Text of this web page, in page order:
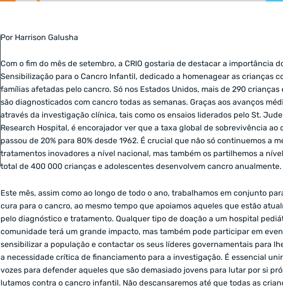
Por Harrison Galusha
Com o fim do mês de setembro, a CRIO gostaria de destacar a importância
Sensibilização para o Cancro Infantil, dedicado a homenagear as crianças
famílias afetadas pelo cancro. Só nos Estados Unidos, mais de 290 crianças
são diagnosticados com cancro todas as semanas. Graças aos avanços
através da investigação clínica, tais como os ensaios liderados pelo St. Jude
Research Hospital, é encorajador ver que a taxa global de sobrevivência ao
passou de 20% para 80% desde 1962. É crucial que não só continuemos a
tratamentos inovadores a nível nacional, mas também os partilhemos a
total de 400 000 crianças e adolescentes desenvolvem cancro anualmente.
Este mês, assim como ao longo de todo o ano, trabalhamos em conjunto
cura para o cancro, ao mesmo tempo que apoiamos aqueles que estão
pelo diagnóstico e tratamento. Qualquer tipo de doação a um hospital
comunidade terá um grande impacto, mas também pode participar em
sensibilizar a população e contactar os seus líderes governamentais para
a necessidade crítica de financiamento para a investigação. É essencial
vozes para defender aqueles que são demasiado jovens para lutar por si
lutamos contra o cancro infantil. Não descansaremos até que todas as